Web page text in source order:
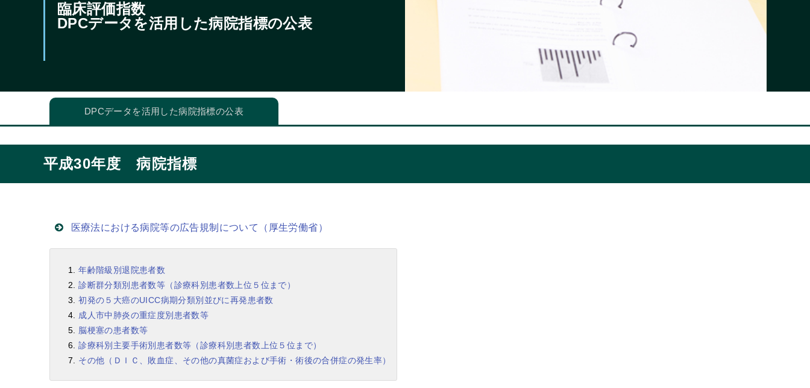
臨床評価指数
DPCデータを活用した病院指標の公表
DPCデータを活用した病院指標の公表
平成30年度 病院指標
医療法における病院等の広告規制について（厚生労働省）
年齢階級別退院患者数
診断群分類別患者数等（診療科別患者数上位５位まで）
初発の５大癌のUICC病期分類別並びに再発患者数
成人市中肺炎の重症度別患者数等
脳梗塞の患者数等
診療科別主要手術別患者数等（診療科別患者数上位５位まで）
その他（ＤＩＣ、敗血症、その他の真菌症および手術・術後の合併症の発生率）